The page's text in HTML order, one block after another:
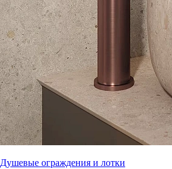
Душевые ограждения и лотки